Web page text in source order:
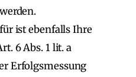
ist ebenfalls Ihre
6 Abs. 1 lit. a
Erfolgsmessung